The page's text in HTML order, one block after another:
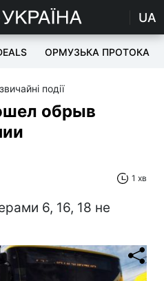
UA
ОРМУЗЬКА ПРОТОКА
події
обрыв
1 хв
6, 16, 18 не